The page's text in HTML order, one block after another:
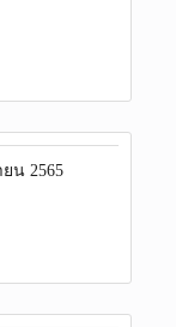
ยน 2565